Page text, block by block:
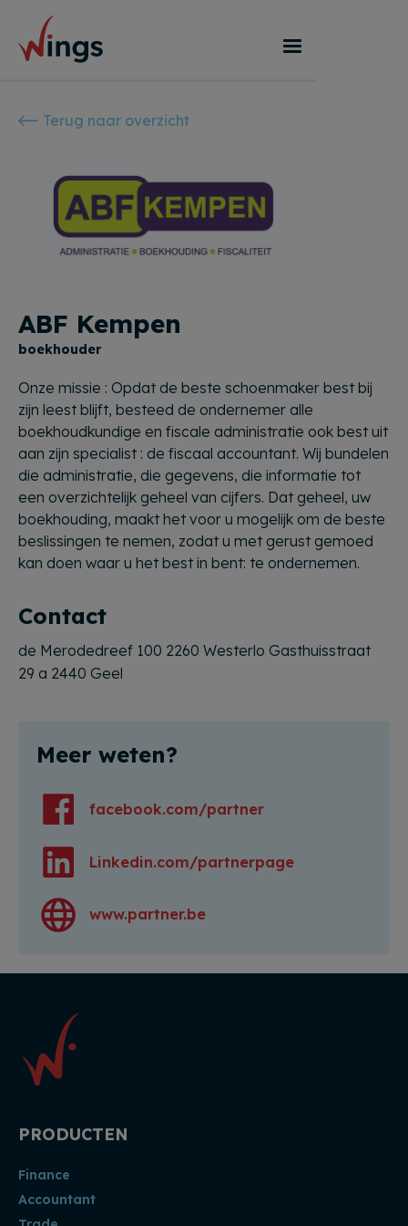
Terug naar overzicht
ABF Kempen
boekhouder
Onze missie : Opdat de beste schoenmaker best bij
zijn leest blijft, besteed de ondernemer alle
boekhoudkundige en fiscale administratie ook best uit
aan zijn specialist : de fiscaal accountant. Wij bundelen
die administratie, die gegevens, die informatie tot
een overzichtelijk geheel van cijfers. Dat geheel, uw
boekhouding, maakt het voor u mogelijk om de beste
beslissingen te nemen, zodat u met gerust gemoed
kan doen waar u het best in bent: te ondernemen.
Contact
de Merodedreef 100 2260 Westerlo Gasthuisstraat
29 a 2440 Geel
Meer weten?
facebook.com/partner
Linkedin.com/partnerpage
www.partner.be
PRODUCTEN
Finance
Accountant